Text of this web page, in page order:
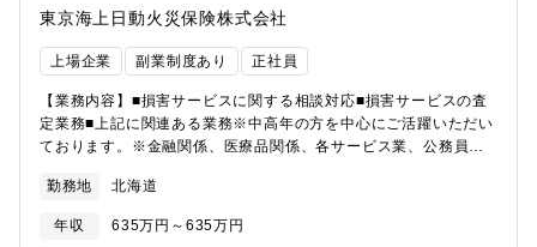
東京海上日動火災保険株式会社
上場企業 副業制度あり 正社員
【業務内容】■損害サービスに関する相談対応■損害サービスの査
定業務■上記に関連ある業務※中高年の方を中心にご活躍いただい
ております。※金融関係、医療品関係、各サービス業、公務員、
じて業務を体得されております。【損害サービスとは】事故発生
～保険金のお支払いまでを担当します。東京海上日動及びグルー
プ会社は、お客様が万が一の事故にあわれた際に、「高い専門性
勤務地 北海道
年収 635万円～635万円